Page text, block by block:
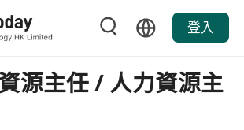
登入
源主任 / 人力資源主